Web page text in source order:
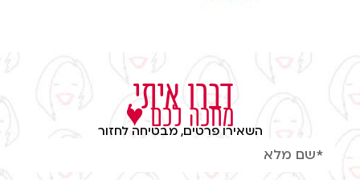
דברו איתי,
מחכה לכם ♥
השאירו פרטים, מבטיחה לחזור